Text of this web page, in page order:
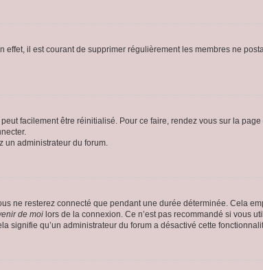
effet, il est courant de supprimer régulièrement les membres ne
facilement être réinitialisé. Pour ce faire, rendez vous sur la
un administrateur du forum.
ne resterez connecté que pendant une durée déterminée. Cela
de moi lors de la connexion. Ce n’est pas recommandé si vous
signifie qu’un administrateur du forum a désactivé cette